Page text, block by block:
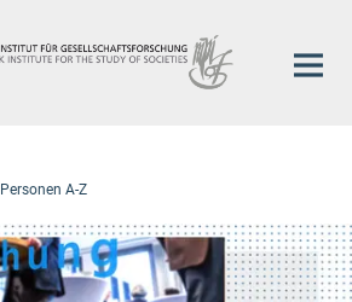
Personen A-Z